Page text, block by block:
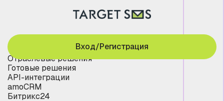
Отраслевые решения
Готовые решения
API-интеграции
amoCRM
Битрикс24
Вход/Регистрация